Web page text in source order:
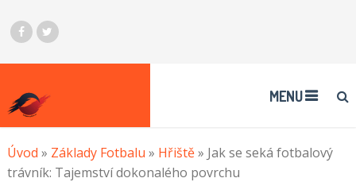
MENU
Úvod » Základy Fotbalu » Hřiště» Jak se seká fotbalový
trávník: Tajemství dokonalého povrchu